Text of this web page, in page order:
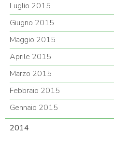
Luglio 2015
Giugno 2015
Maggio 2015
Aprile 2015
Marzo 2015
Febbraio 2015
Gennaio 2015
2014